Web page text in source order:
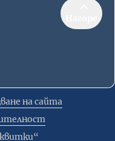
на сайта